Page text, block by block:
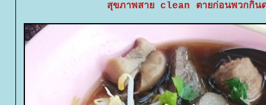
สุขภาพสาย clean ตายก่อนพวกกิน